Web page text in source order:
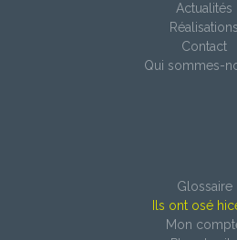
Actualités
Réalisations
Contact
Qui sommes-
Glossaire
Ils ont osé
Mon